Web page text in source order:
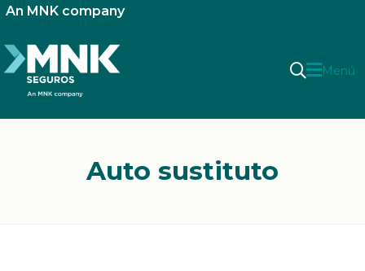
An MNK company
Menú
Auto sustituto